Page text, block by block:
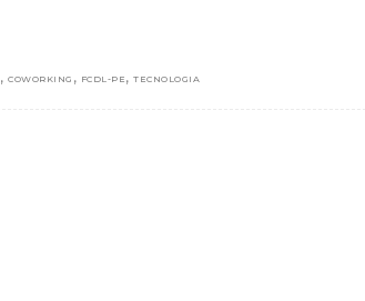
, COWORKING , FCDL-PE , TECNOLOGIA